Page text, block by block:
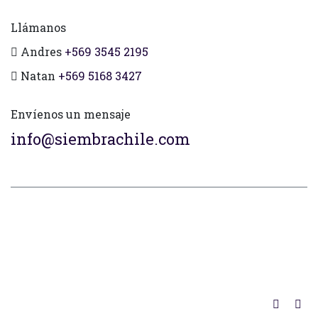
Llámanos
Andres +569 3545 2195
Natan +569 5168 3427
Envíenos un mensaje
info@siembrachile.com